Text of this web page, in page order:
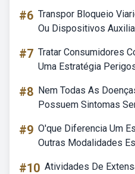
#6 Transpor Bloqueio
Ou Dispositivos
#7 Tratar Consumidores
Uma Estratégia
#8 Nem Todas As
Possuem Sintomas
#9 O'que Diferencia Um
Outras Modalidades
#10 Atividades De